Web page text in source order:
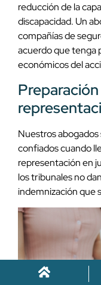
reducción de la
discapacidad. Un
compañías de
acuerdo que tenga
económicos del
Nuestros
confiados cuando
representación en
los tribunales no
indemnización que